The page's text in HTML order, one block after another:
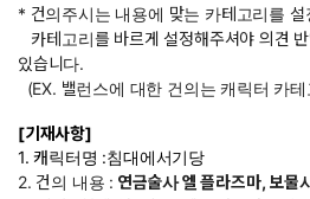
* 건의주시는 내용에 맞는 카테고리를
카테고리를 바르게 설정해주셔야 의견
있습니다.
(EX. 밸런스에 대한 건의는 캐릭터 카
[기재사항]
1. 캐릭터명 :침대에서기당
2. 건의 내용 : 연금술사 엘 플라즈마, 보물